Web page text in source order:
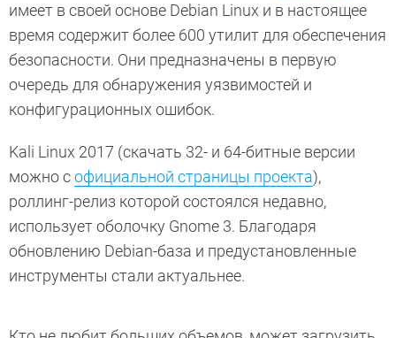
имеет в своей основе Debian Linux и в настоящее
время содержит более 600 утилит для обеспечения
безопасности. Они предназначены в первую
очередь для обнаружения уязвимостей и
конфигурационных ошибок.
Kali Linux 2017 (скачать 32- и 64-битные версии
можно софициальной страницы проекта),
роллинг-релиз которой состоялся недавно,
использует оболочку Gnome 3. Благодаря
обновлению Debian-база и предустановленные
инструменты стали актуальнее.